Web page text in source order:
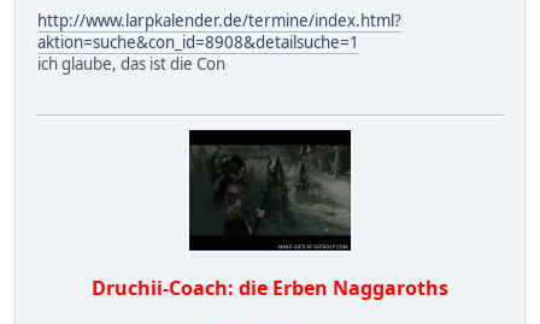
http://www.larpkalender.de/termine/index.html?
aktion=suche&con_id=8908&detailsuche=1
ich glaube, das ist die Con
Druchii-Coach: die Erben Naggaroths